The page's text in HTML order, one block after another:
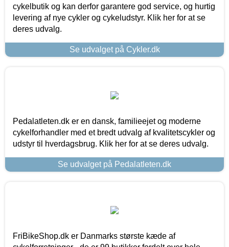
cykelbutik og kan derfor garantere god service, og hurtig
levering af nye cykler og cykeludstyr. Klik her for at se
deres udvalg.
Se udvalget på Cykler.dk
Pedalatleten.dk er en dansk, familieejet og moderne
cykelforhandler med et bredt udvalg af kvalitetscykler og
udstyr til hverdagsbrug. Klik her for at se deres udvalg.
Se udvalget på Pedalatleten.dk
FriBikeShop.dk er Danmarks største kæde af